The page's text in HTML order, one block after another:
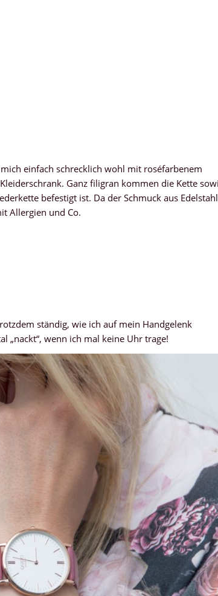
einfach schrecklich wohl mit roséfarbenem
Ganz filigran kommen die Kette
befestigt ist. Da der Schmuck aus Edelstahl
Allergien und Co.
ständig, wie ich auf mein Handgelenk
„nackt“, wenn ich mal keine Uhr trage!